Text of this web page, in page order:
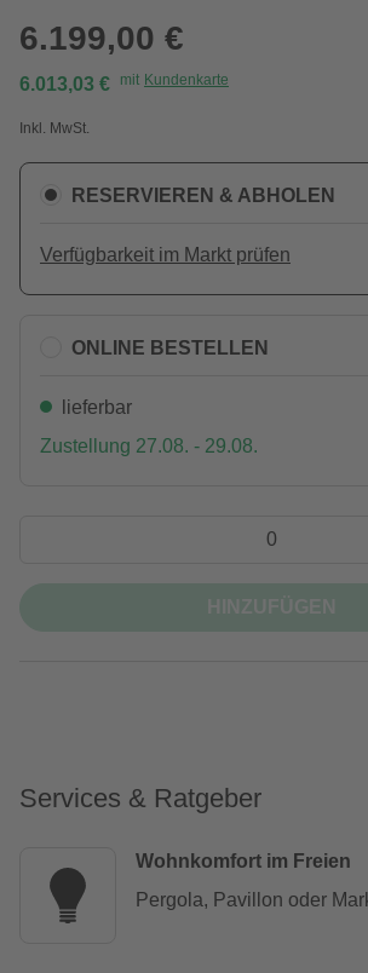
6.199,00 €
6.013,03 € mit Kundenkarte
Inkl. MwSt.
RESERVIEREN & ABHOLEN
Verfügbarkeit im Markt prüfen
ONLINE BESTELLEN
lieferbar
Zustellung 27.08. - 29.08.
Services & Ratgeber
Wohnkomfort im Freien
Pergola, Pavillon oder